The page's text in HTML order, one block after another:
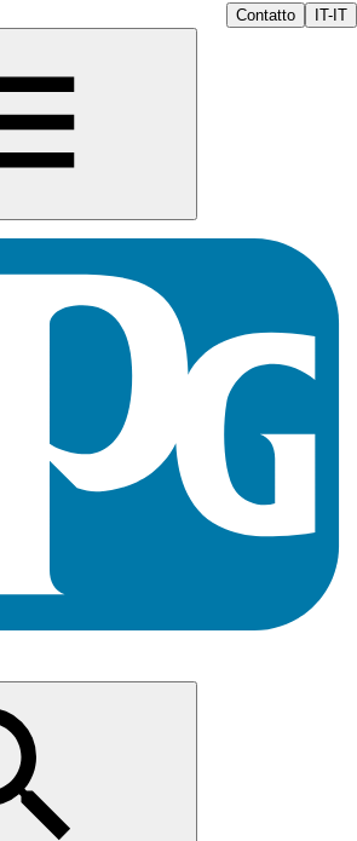
Contatto IT-IT